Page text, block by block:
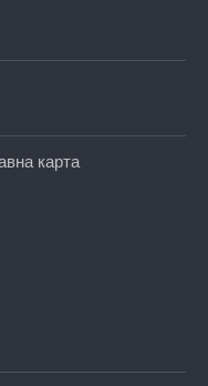
карта